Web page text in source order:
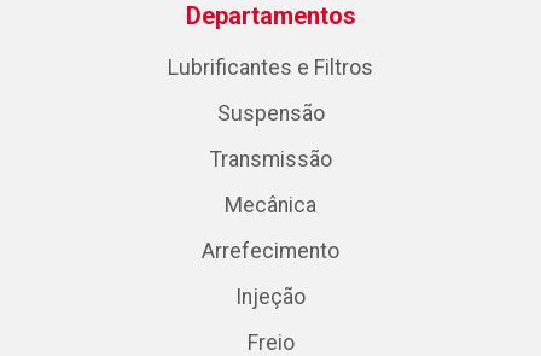
Departamentos
Lubrificantes e Filtros
Suspensão
Transmissão
Mecânica
Arrefecimento
Injeção
Freio